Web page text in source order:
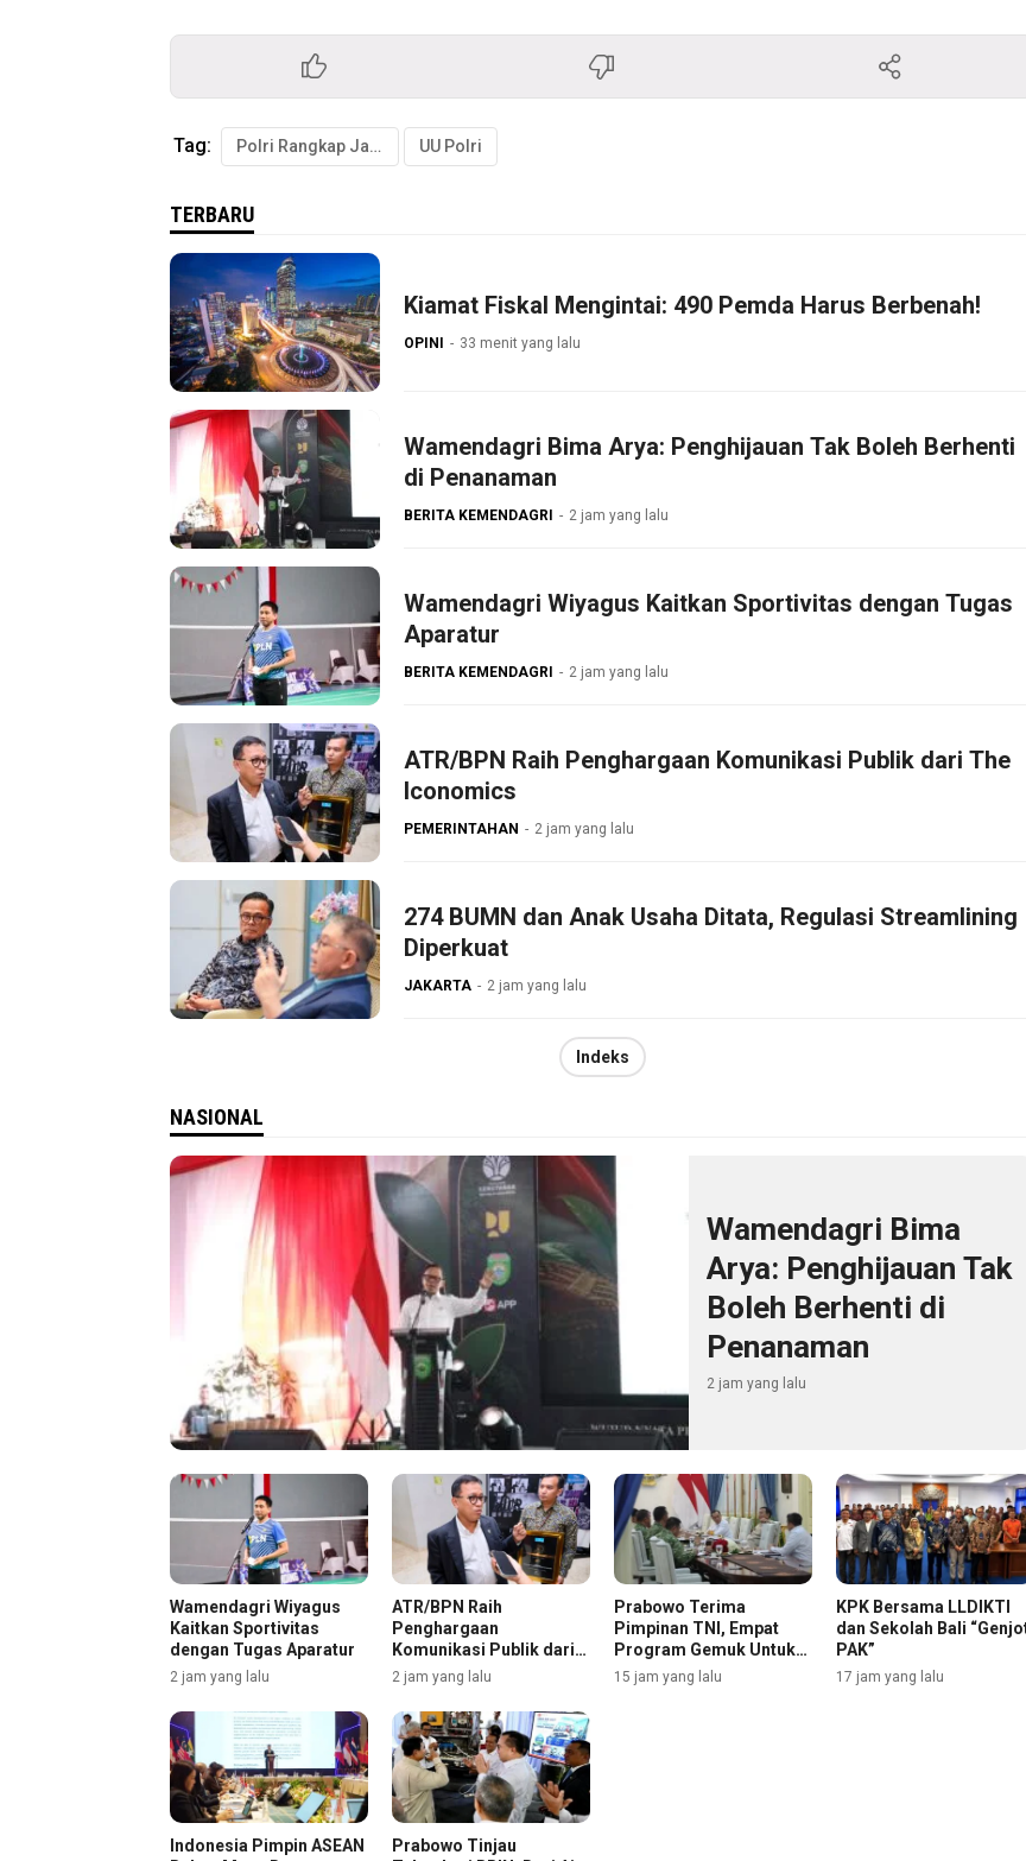
Tag: Polri Rangkap Jabatan UU Polri
TERBARU
Kiamat Fiskal Mengintai: 490 Pemda Harus Berbenah!
OPINI 33 menit yang lalu
Wamendagri Bima Arya: Penghijauan Tak Boleh Berhenti
di Penanaman
BERITA KEMENDAGRI 2 jam yang lalu
Wamendagri Wiyagus Kaitkan Sportivitas dengan Tugas
Aparatur
BERITA KEMENDAGRI 2 jam yang lalu
ATR/BPN Raih Penghargaan Komunikasi Publik dari The
Iconomics
PEMERINTAHAN 2 jam yang lalu
274 BUMN dan Anak Usaha Ditata, Regulasi Streamlining
Diperkuat
JAKARTA 2 jam yang lalu
Indeks
NASIONAL
Wamendagri Bima
Arya: Penghijauan Tak
Boleh Berhenti di
Penanaman
2 jam yang lalu
Wamendagri Wiyagus
Kaitkan Sportivitas
dengan Tugas Aparatur
2 jam yang lalu
ATR/BPN Raih
Penghargaan
Komunikasi Publik dari
The Iconomics
2 jam yang lalu
Prabowo Terima
Pimpinan TNI, Empat
Program Gemuk Untuk
Rakyat Dilaporkan
15 jam yang lalu
KPK Bersama LLDIKTI
dan Sekolah Bali “Genjot
PAK”
17 jam yang lalu
Indonesia Pimpin ASEAN
Prabowo Tinjau